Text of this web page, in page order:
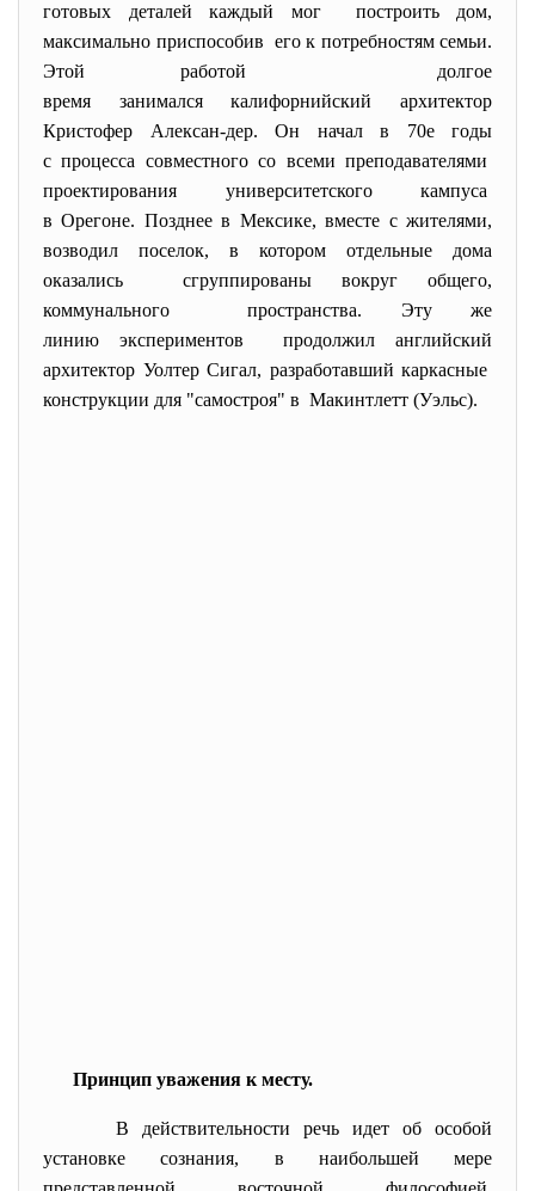
готовых деталей каждый мог построить дом,
максимально приспособив его к потребностям семьи.
Этой работой долгое
время занимался калифорнийский архитектор
Кристофер Алексан-дер. Он начал в 70е годы
с процесса совместного со всеми преподавателями
проектирования университетского кампуса
в Орегоне. Позднее в Мексике, вместе с жителями,
возводил поселок, в котором отдельные дома
оказались сгруппированы вокруг общего,
коммунального пространства. Эту же
линию экспериментов продолжил английский
архитектор Уолтер Сигал, разработавший каркасные
конструкции для "самостроя" в Макинтлетт (Уэльс).
Принцип уважения к месту.
В действительности речь идет об особой
установке сознания, в наибольшей мере